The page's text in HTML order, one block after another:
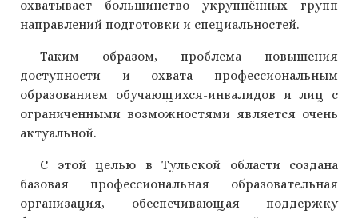
охватывает большинство укрупнённых групп
направлений подготовки и специальностей.
Таким образом, проблема повышения
доступности и охвата профессиональным
образованием обучающихся-инвалидов и лиц с
ограниченными возможностями является очень
актуальной.
С этой целью в Тульской области создана
базовая профессиональная образовательная
организация, обеспечивающая поддержку